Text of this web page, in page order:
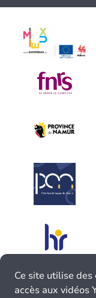
Ce site utilise
accès aux vidéos